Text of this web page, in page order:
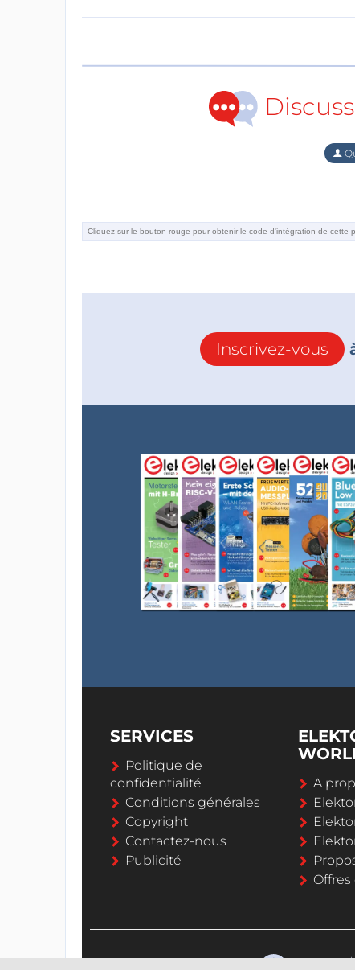
Inscrivez-vous
SERVICES
Politique de
confidentialité
Conditions générales
Copyright
Contactez-nous
Publicité
A
Offres